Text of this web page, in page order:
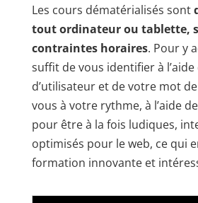
Les cours dématérialisés sont
tout ordinateur ou tablette,
contraintes horaires. Pour y
suffit de vous identifier à
d’utilisateur et de votre mot
vous à votre rythme, à l’aide
pour être à la fois ludiques,
optimisés pour le web, ce qui
formation innovante et